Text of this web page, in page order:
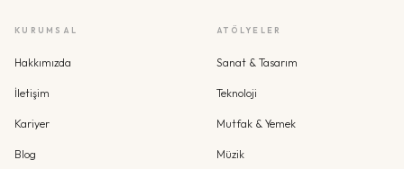
KURUMSAL
Hakkımızda
İletişim
Kariyer
Blog
ATÖLYELER
Sanat & Tasarım
Teknoloji
Mutfak & Yemek
Müzik